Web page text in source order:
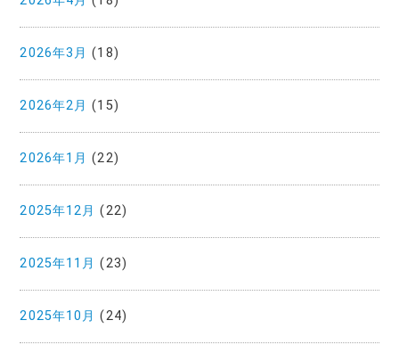
2026年3月 (18)
2026年2月 (15)
2026年1月 (22)
2025年12月 (22)
2025年11月 (23)
2025年10月 (24)